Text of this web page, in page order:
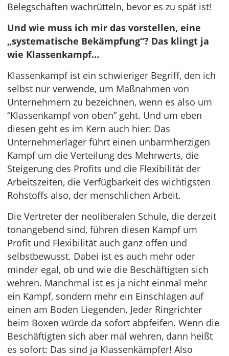
Belegschaften wachrütteln, bevor es zu spät ist!
Und wie muss ich mir das vorstellen, eine
„systematische Bekämpfung“? Das klingt ja
wie Klassenkampf…
Klassenkampf ist ein schwieriger Begriff, den ich
selbst nur verwende, um Maßnahmen von
Unternehmern zu bezeichnen, wenn es also um
“Klassenkampf von oben” geht. Und um eben
diesen geht es im Kern auch hier: Das
Unternehmerlager führt einen unbarmherzigen
Kampf um die Verteilung des Mehrwerts, die
Steigerung des Profits und die Flexibilität der
Arbeitszeiten, die Verfügbarkeit des wichtigsten
Rohstoffs also, der menschlichen Arbeit.
Die Vertreter der neoliberalen Schule, die derzeit
tonangebend sind, führen diesen Kampf um
Profit und Flexibilität auch ganz offen und
selbstbewusst. Dabei ist es auch mehr oder
minder egal, ob und wie die Beschäftigten sich
wehren. Manchmal ist es ja nicht einmal mehr
ein Kampf, sondern mehr ein Einschlagen auf
einen am Boden Liegenden. Jeder Ringrichter
beim Boxen würde da sofort abpfeifen. Wenn die
Beschäftigten sich aber mal wehren, dann heißt
es sofort: Das sind ja Klassenkämpfer! Also